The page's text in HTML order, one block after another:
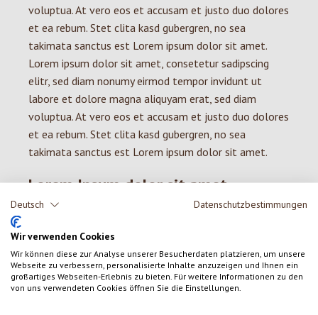
Deutsch Datenschutzbestimmungen
Wir verwenden Cookies
Wir können diese zur Analyse unserer Besucherdaten platzieren, um unsere
Webseite zu verbessern, personalisierte Inhalte anzuzeigen und Ihnen ein
großartiges Webseiten-Erlebnis zu bieten. Für weitere Informationen zu den
von uns verwendeten Cookies öffnen Sie die Einstellungen.
voluptua. At vero eos et accusam et justo duo dolores
et ea rebum. Stet clita kasd gubergren, no sea
takimata sanctus est Lorem ipsum dolor sit amet.
Lorem ipsum dolor sit amet, consetetur sadipscing
elitr, sed diam nonumy eirmod tempor invidunt ut
labore et dolore magna aliquyam erat, sed diam
voluptua. At vero eos et accusam et justo duo dolores
et ea rebum. Stet clita kasd gubergren, no sea
takimata sanctus est Lorem ipsum dolor sit amet.
Lorem Ipsum dolor sit amet
elitr, sed diam nonumy eirmod tempor invidunt ut
labore et dolore magna aliquyam erat, sed diam
voluptua. At vero eos et accusam et justo duo dolores
et ea rebum. Stet clita kasd gubergren, no sea